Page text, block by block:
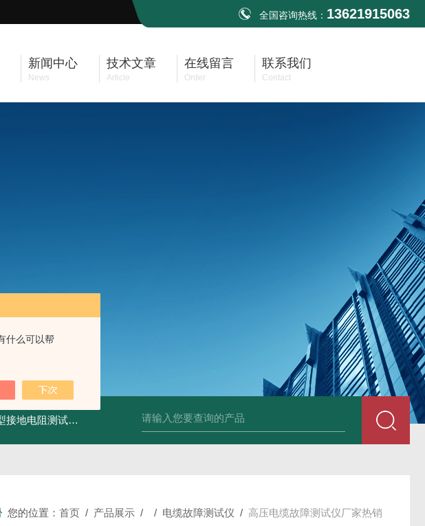
什么可以帮
全国咨询热线： 13621915063
新闻中心
News
技术文章
Article
在线留言
Order
联系我们
Contact
接地电阻测试仪 KDCR4400双钳相位伏安表 ML12A手持式相位伏安表 SMG2000E钳形相位
您的位置： 首页 / 产品展示 / / 电缆故障测试仪 / 高压电缆故障测试仪厂家热销